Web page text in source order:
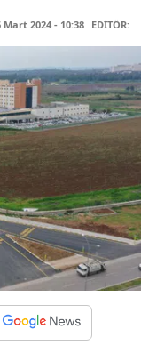
Mart 2024 - 10:38 EDİTÖR: